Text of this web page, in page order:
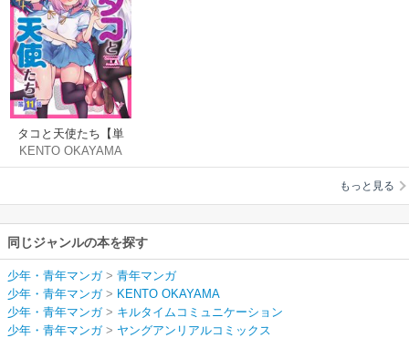
タコと天使たち【単
話】
KENTO OKAYAMA
もっと見る
同じジャンルの本を探す
少年・青年マンガ> 青年マンガ
少年・青年マンガ> KENTO OKAYAMA
少年・青年マンガ> キルタイムコミュニケーション
少年・青年マンガ> ヤングアンリアルコミックス